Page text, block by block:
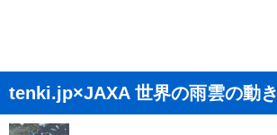
tenki.jp×JAXA 世界の雨雲の動き